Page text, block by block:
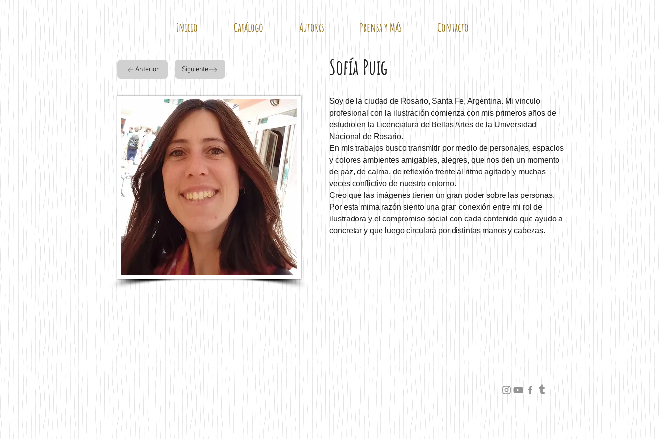
Inicio Catálogo Autorxs Prensa y Más Contacto
Anterior Siguiente Sofía Puig
Soy de la ciudad de Rosario, Santa Fe, Argentina. Mi vínculo
profesional con la ilustración comienza con mis primeros años de
estudio en la Licenciatura de Bellas Artes de la Universidad
Nacional de Rosario.
En mis trabajos busco transmitir por medio de personajes, espacios
y colores ambientes amigables, alegres, que nos den un momento
de paz, de calma, de reflexión frente al ritmo agitado y muchas
veces conflictivo de nuestro entorno.
Creo que las imágenes tienen un gran poder sobre las personas.
Por esta mima razón siento una gran conexión entre mi rol de
ilustradora y el compromiso social con cada contenido que ayudo a
concretar y que luego circulará por distintas manos y cabezas.